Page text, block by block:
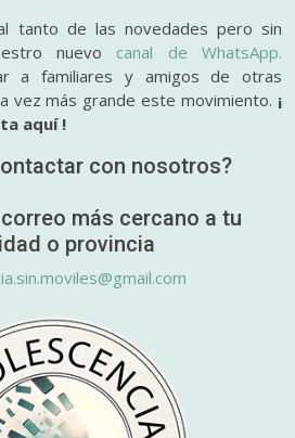
tanto de las novedades pero sin
nuevo canal de WhatsApp.
a familiares y amigos de otras
vez más grande este movimiento. ¡
aquí !
con nosotros?
más cercano a tu
o provincia